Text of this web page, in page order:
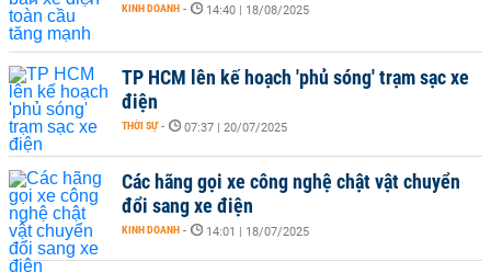
KINH DOANH - 14:40 | 18/08/2025
TP HCM lên kế hoạch 'phủ sóng' trạm sạc xe
điện
THỜI SỰ - 07:37 | 20/07/2025
Các hãng gọi xe công nghệ chật vật chuyển
đổi sang xe điện
KINH DOANH - 14:01 | 18/07/2025